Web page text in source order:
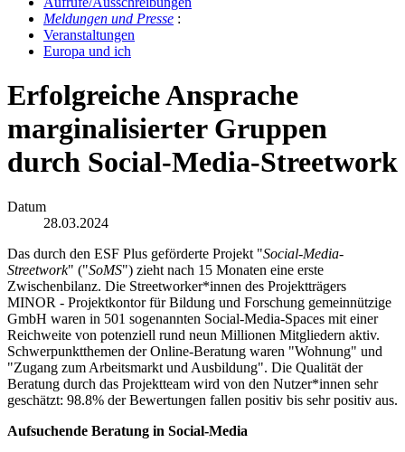
Mel­dun­gen und Pres­se :
Ver­an­stal­tun­gen
Eu­ro­pa und ich
Erfolgreiche Ansprache
marginalisierter Gruppen
durch Social-Media-Streetwork
Datum
28.03.2024
Das durch den ESF Plus geförderte Projekt "Social-Media-
Streetwork" ("SoMS") zieht nach 15 Monaten eine erste
Zwischenbilanz. Die Streetworker*innen des Projektträgers
MINOR - Projektkontor für Bildung und Forschung gemeinnützige
GmbH waren in 501 sogenannten Social-Media-Spaces mit einer
Reichweite von potenziell rund neun Millionen Mitgliedern aktiv.
Schwerpunktthemen der Online-Beratung waren "Wohnung" und
"Zugang zum Arbeitsmarkt und Ausbildung". Die Qualität der
Beratung durch das Projektteam wird von den Nutzer*innen sehr
geschätzt: 98.8% der Bewertungen fallen positiv bis sehr positiv aus.
Aufsuchende Beratung in Social-Media